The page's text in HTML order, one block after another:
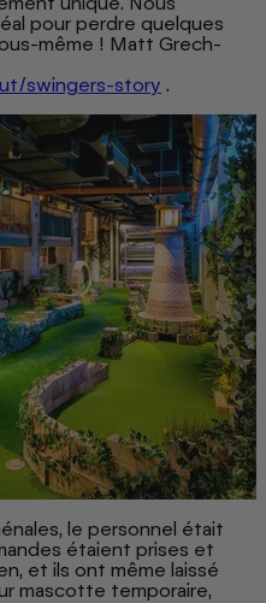
pour perdre quelques
même ! Matt Grech-
swingers-story .
le personnel était
étaient prises et
et ils ont même laissé
mascotte temporaire,